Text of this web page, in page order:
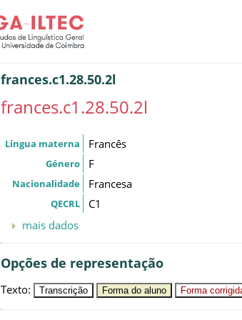
frances.c1.28.50.2l
frances.c1.28.50.2l
Língua materna Francês
Género F
Nacionalidade Francesa
QECRL
C1
mais dados
Opções de representação
Texto: Transcrição Forma do aluno Forma